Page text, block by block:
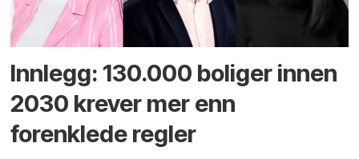
Innlegg: 130.000 boliger innen
2030 krever mer enn
forenklede regler